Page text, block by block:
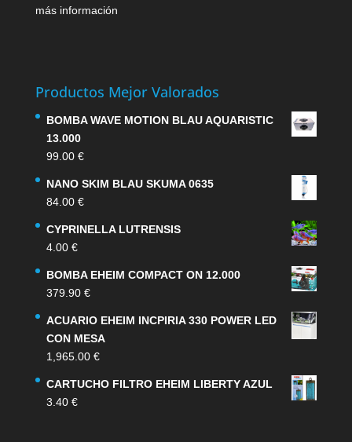
más información
Productos Mejor Valorados
BOMBA WAVE MOTION BLAU AQUARISTIC
13.000
99.00 €
NANO SKIM BLAU SKUMA 0635
84.00 €
CYPRINELLA LUTRENSIS
4.00 €
BOMBA EHEIM COMPACT ON 12.000
379.90 €
ACUARIO EHEIM INCPIRIA 330 POWER LED
CON MESA
1,965.00 €
CARTUCHO FILTRO EHEIM LIBERTY AZUL
3.40 €